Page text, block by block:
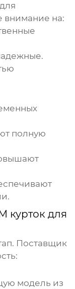
внимание на:
полную
курток для
Поставщик
модель из